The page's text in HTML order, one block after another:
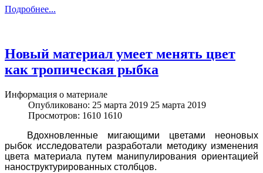
Подробнее...
Новый материал умеет менять цвет
как тропическая рыбка
Информация о материале
Опубликовано: 25 марта 2019 25 марта 2019
Просмотров: 1610 1610
Вдохновленные мигающими цветами неоновых
рыбок исследователи разработали методику изменения
цвета материала путем манипулирования ориентацией
наноструктурированных столбцов.